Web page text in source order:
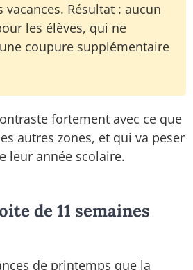
Résultat : aucun
les élèves, qui ne
coupure supplémentaire
fortement avec ce que
autres zones, et qui va peser
leur année scolaire.
de 11 semaines
de printemps que la